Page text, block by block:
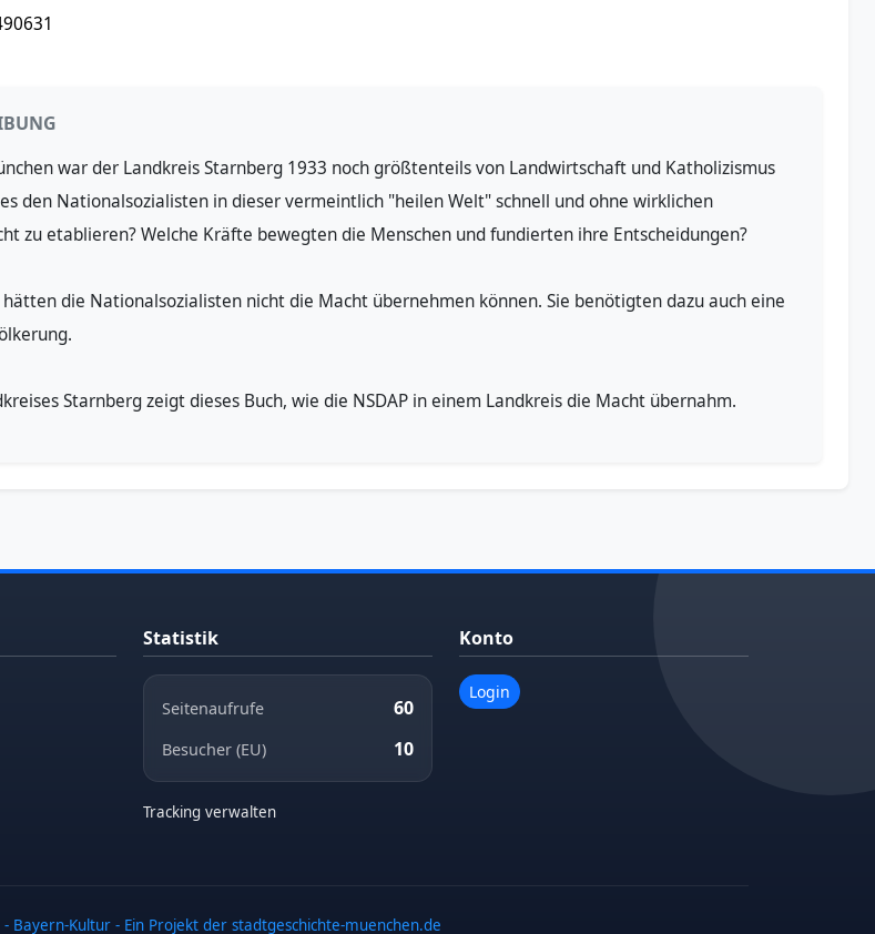
war der Landkreis Starnberg 1933 noch größtenteils von Landwirtschaft und Katholizismus
den Nationalsozialisten in dieser vermeintlich "heilen Welt" schnell und ohne wirklichen
zu etablieren? Welche Kräfte bewegten die Menschen und fundierten ihre Entscheidungen?
die Nationalsozialisten nicht die Macht übernehmen können. Sie benötigten dazu auch eine
Starnberg zeigt dieses Buch, wie die NSDAP in einem Landkreis die Macht übernahm.
Statistik
Seitenaufrufe 60
Besucher (EU) 10
Tracking verwalten
Konto
Login
Bayern-Kultur - Ein Projekt der stadtgeschichte-muenchen.de